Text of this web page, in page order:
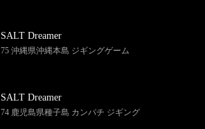
SALT Dreamer
75 沖縄県沖縄本島 ジギングゲーム
SALT Dreamer
74 鹿児島県種子島 カンパチ ジギング